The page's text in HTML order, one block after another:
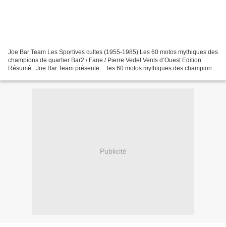
Joe Bar Team Les Sportives cultes (1955-1985) Les 60 motos mythiques des
champions de quartier Bar2 / Fane / Pierre Vedel Vents d’Ouest Edition
Résumé : Joe Bar Team présente… les 60 motos mythiques des champions
Publicité